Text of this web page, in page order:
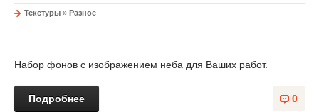
Текстуры » Разное
Набор фонов с изображением неба для Ваших работ.
0
Подробнее